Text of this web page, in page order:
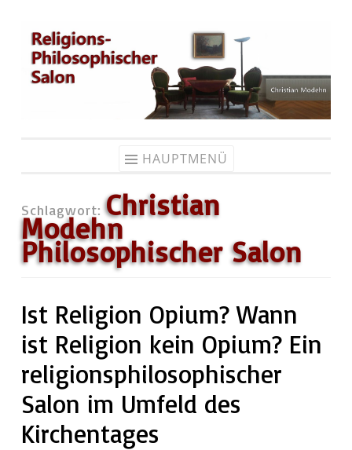
Zum
Inhalt
springen
HAUPTMENÜ
Schlagwort:Christian
Modehn
Philosophischer Salon
Ist Religion Opium? Wann
ist Religion kein Opium? Ein
religionsphilosophischer
Salon im Umfeld des
Kirchentages